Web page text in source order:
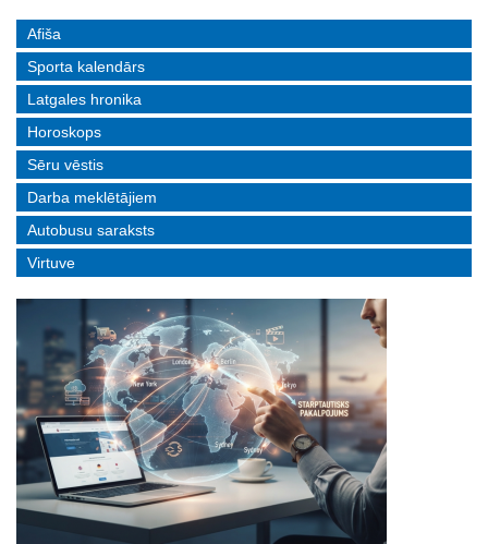
Afiša
Sporta kalendārs
Latgales hronika
Horoskops
Sēru vēstis
Darba meklētājiem
Autobusu saraksts
Virtuve